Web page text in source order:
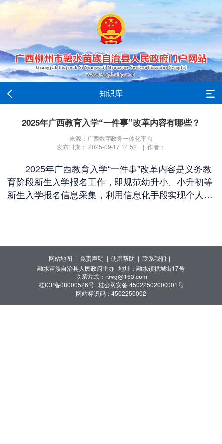
知识库
2025年广西教育入学“一件事”改革内容有哪些？
来源：广西数字政务一体化平台
发布日期： 2025-09-17 14:52 | 作者：
2025年广西教育入学“一件事”改革内容是义务教
育阶段新生入学报名工作，即规范幼升小、小升初等
新生入学报名信息采集，利用信息化手段实现个人户
通办”。
网站地图 | 免责声明 | 使用帮助 | 联系我们 |
融水苗族自治县人民政府主办 地址：融水镇拱城街17号
联系方式：rswg@163.com
桂ICP备08000526号 桂公网安备 45022502000001号
网站标识码：4502250002